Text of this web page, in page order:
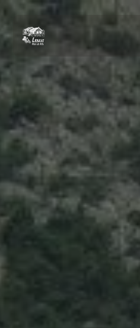
Panneau de gestion des cookies